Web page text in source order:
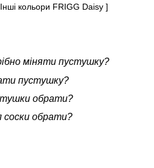
кольори FRIGG Daisy ]
міняти пустушку?
пустушку?
обрати?
соски обрати?